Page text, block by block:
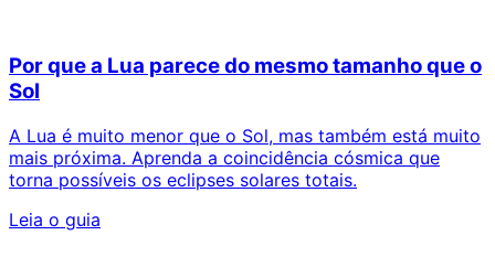
Por que a Lua parece do mesmo tamanho que o
Sol
A Lua é muito menor que o Sol, mas também está muito
mais próxima. Aprenda a coincidência cósmica que
torna possíveis os eclipses solares totais.
Leia o guia